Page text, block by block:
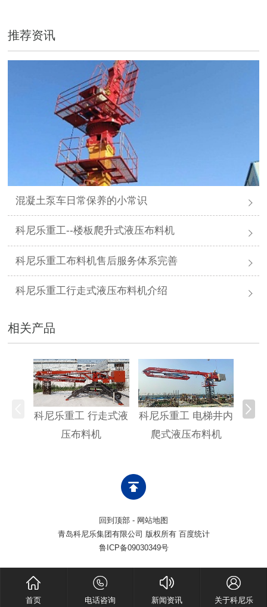
推荐资讯
混凝土泵车日常保养的小常识
科尼乐重工--楼板爬升式液压布料机
科尼乐重工布料机售后服务体系完善
科尼乐重工行走式液压布料机介绍
相关产品
科尼乐重工 行走式液
压布料机
科尼乐重工 电梯井内
爬式液压布料机
科尼
回到顶部 - 网站地图
青岛科尼乐集团有限公司 版权所有 百度统计
鲁ICP备09030349号
首页 电话咨询 新闻资讯 关于科尼乐